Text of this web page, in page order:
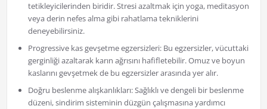
tetikleyicilerinden biridir. Stresi azaltmak için yoga, meditasyon
veya derin nefes alma gibi rahatlama tekniklerini
deneyebilirsiniz.
Progressive kas gevşetme egzersizleri: Bu egzersizler, vücuttaki
gerginliği azaltarak karın ağrısını hafifletebilir. Omuz ve boyun
kaslarını gevşetmek de bu egzersizler arasında yer alır.
Doğru beslenme alışkanlıkları: Sağlıklı ve dengeli bir beslenme
düzeni, sindirim sisteminin düzgün çalışmasına yardımcı